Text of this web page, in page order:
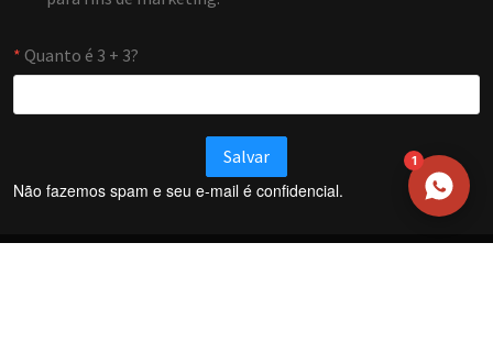
Não fazemos spam e seu e-mail é confidencial.
1